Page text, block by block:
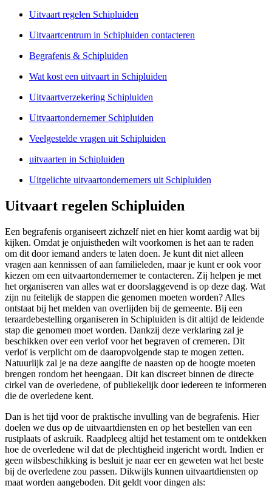
Uitvaart regelen Schipluiden
Uitvaartcentrum in Schipluiden contacteren
Begrafenis & Schipluiden
Wat kost een uitvaart in Schipluiden
Uitvaartverzekering Schipluiden
Uitvaartondernemer Schipluiden
Veelgestelde vragen uit Schipluiden
uitvaarten in Schipluiden
Uitgelichte uitvaartondernemers uit Schipluiden
Uitvaart regelen Schipluiden
Een begrafenis organiseert zichzelf niet en hier komt aardig wat bij
kijken. Omdat je onjuistheden wilt voorkomen is het aan te raden
om dit door iemand anders te laten doen. Je kunt dit niet alleen
vragen aan kennissen of aan familieleden, maar je kunt er ook voor
kiezen om een uitvaartondernemer te contacteren. Zij helpen je met
het organiseren van alles wat er doorslaggevend is op deze dag. Wat
zijn nu feitelijk de stappen die genomen moeten worden? Alles
ontstaat bij het melden van overlijden bij de gemeente. Bij een
teraardebestelling organiseren in Schipluiden is dit altijd de leidende
stap die genomen moet worden. Dankzij deze verklaring zal je
beschikken over een verlof voor het begraven of cremeren. Dit
verlof is verplicht om de daaropvolgende stap te mogen zetten.
Natuurlijk zal je na deze aangifte de naasten op de hoogte moeten
brengen rondom het heengaan. Dit kan discreet binnen de directe
cirkel van de overledene, of publiekelijk door iedereen te informeren
die de overledene kent.
Dan is het tijd voor de praktische invulling van de begrafenis. Hier
doelen we dus op de uitvaartdiensten en op het bestellen van een
rustplaats of askruik. Raadpleeg altijd het testament om te ontdekken
hoe de overledene wil dat de plechtigheid ingericht wordt. Indien er
geen wilsbeschikking is besluit je naar eer en geweten wat het beste
bij de overledene zou passen. Dikwijls kunnen uitvaartdiensten op
maat worden aangeboden. Dit geldt voor dingen als: